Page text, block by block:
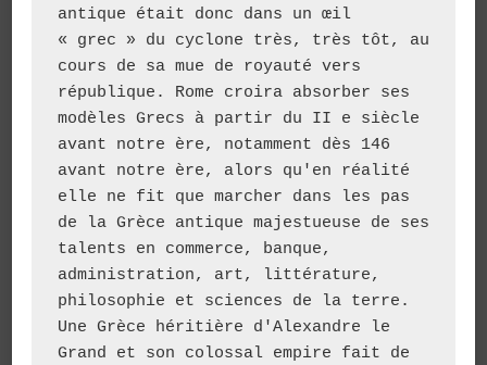
antique était donc dans un œil
« grec » du cyclone très, très tôt, au
cours de sa mue de royauté vers
république. Rome croira absorber ses
modèles Grecs à partir du II e siècle
avant notre ère, notamment dès 146
avant notre ère, alors qu'en réalité
elle ne fit que marcher dans les pas
de la Grèce antique majestueuse de ses
talents en commerce, banque,
administration, art, littérature,
philosophie et sciences de la terre.
Une Grèce héritière d'Alexandre le
Grand et son colossal empire fait de